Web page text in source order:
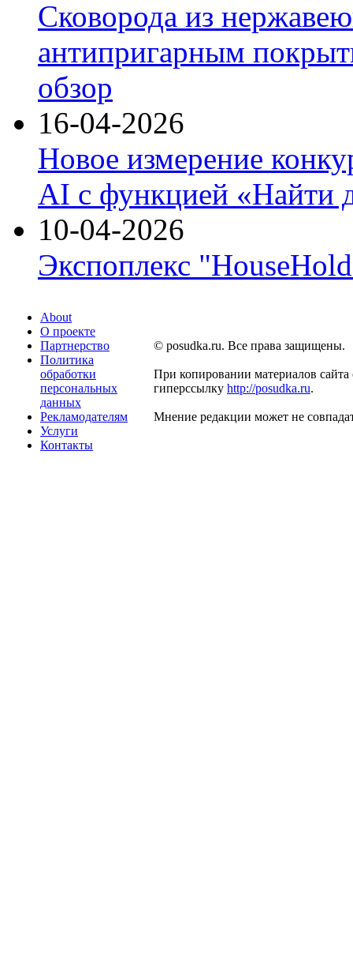
Сковорода из
антипригарным
обзор
16-04-2026
Новое измерение
AI с функцией «Найти
10-04-2026
Экспоплекс
About
О проекте
Партнерство
Политика
обработки
персональных
данных
Рекламодателям
Услуги
Контакты
© posudka.ru. Все права защищены.
При копировании материалов сайта
гиперссылку http://posudka.ru.
Мнение редакции может не